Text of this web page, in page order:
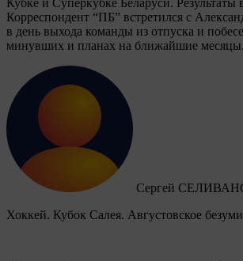
Кубке и Суперкубке Беларуси. Результаты
Корреспондент “ПБ” встретился с
в день выхода команды из отпуска и
минувших и планах на ближайшие месяцы.
Сергей
Хоккей. Кубок Салея. Августовское